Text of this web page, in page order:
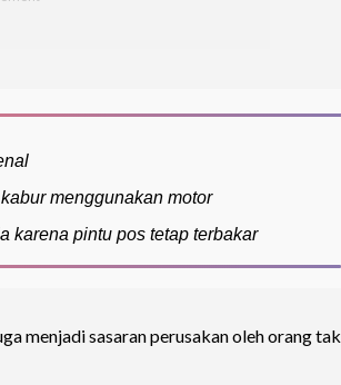
menggunakan motor
karena pintu pos tetap terbakar
menjadi sasaran perusakan oleh orang tak